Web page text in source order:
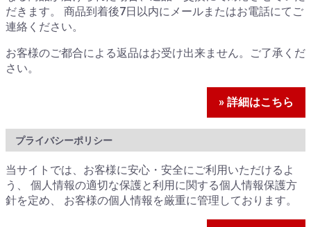
だきます。 商品到着後7日以内にメールまたはお電話にてご
連絡ください。
お客様のご都合による返品はお受け出来ません。ご了承くだ
さい。
» 詳細はこちら
プライバシーポリシー
当サイトでは、お客様に安心・安全にご利用いただけるよ
う、 個人情報の適切な保護と利用に関する個人情報保護方
針を定め、 お客様の個人情報を厳重に管理しております。